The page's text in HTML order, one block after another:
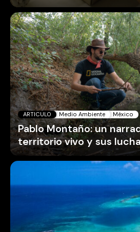
ARTICULO Medio Ambiente México
Pablo Montaño: un
territorio vivo y sus